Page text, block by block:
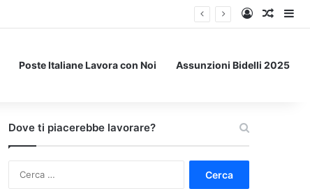
Accedi
Un
Poste Italiane Lavora con Noi Assunzioni Bidelli 2025
Dove ti piacerebbe lavorare?